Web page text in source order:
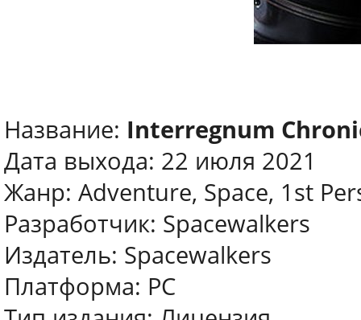
Название: Interregnum
Дата выхода: 22 июля 2021
Жанр: Adventure, Space, 1st
Разработчик: Spacewalkers
Издатель: Spacewalkers
Платформа: PC